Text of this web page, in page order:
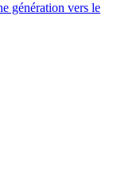
génération vers le